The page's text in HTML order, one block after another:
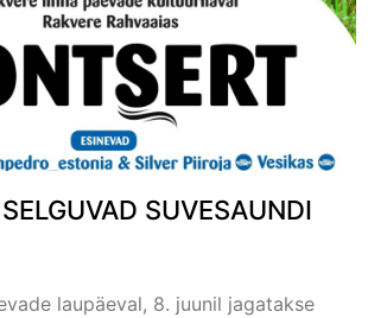
SUVESAUNDI
laupäeval, 8. juunil jagatakse